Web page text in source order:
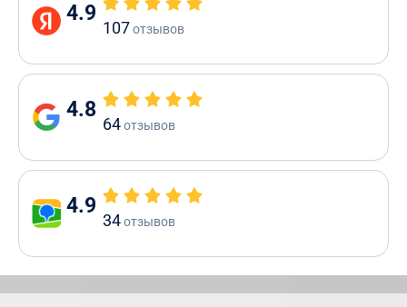
4.9
107отзывов
4.8
64отзывов
4.9
34отзывов